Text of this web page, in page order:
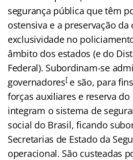
segurança pública que têm
ostensiva e a preservação
exclusividade no
âmbito dos estados (e do
Federal). Subordinam-se
governadores[ e são, para
forças auxiliares e reserva
integram o sistema de
social do Brasil, ficando
Secretarias de Estado da
operacional. São custeadas